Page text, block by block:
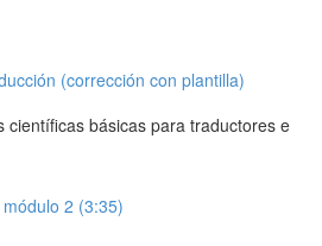
(corrección con plantilla)
científicas básicas para traductores e
2 (3:35)